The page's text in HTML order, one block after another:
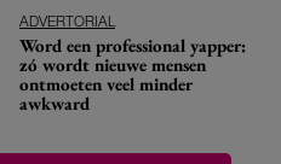
ADVERTORIAL
Word een professional yapper:
zó wordt nieuwe mensen
ontmoeten veel minder
awkward